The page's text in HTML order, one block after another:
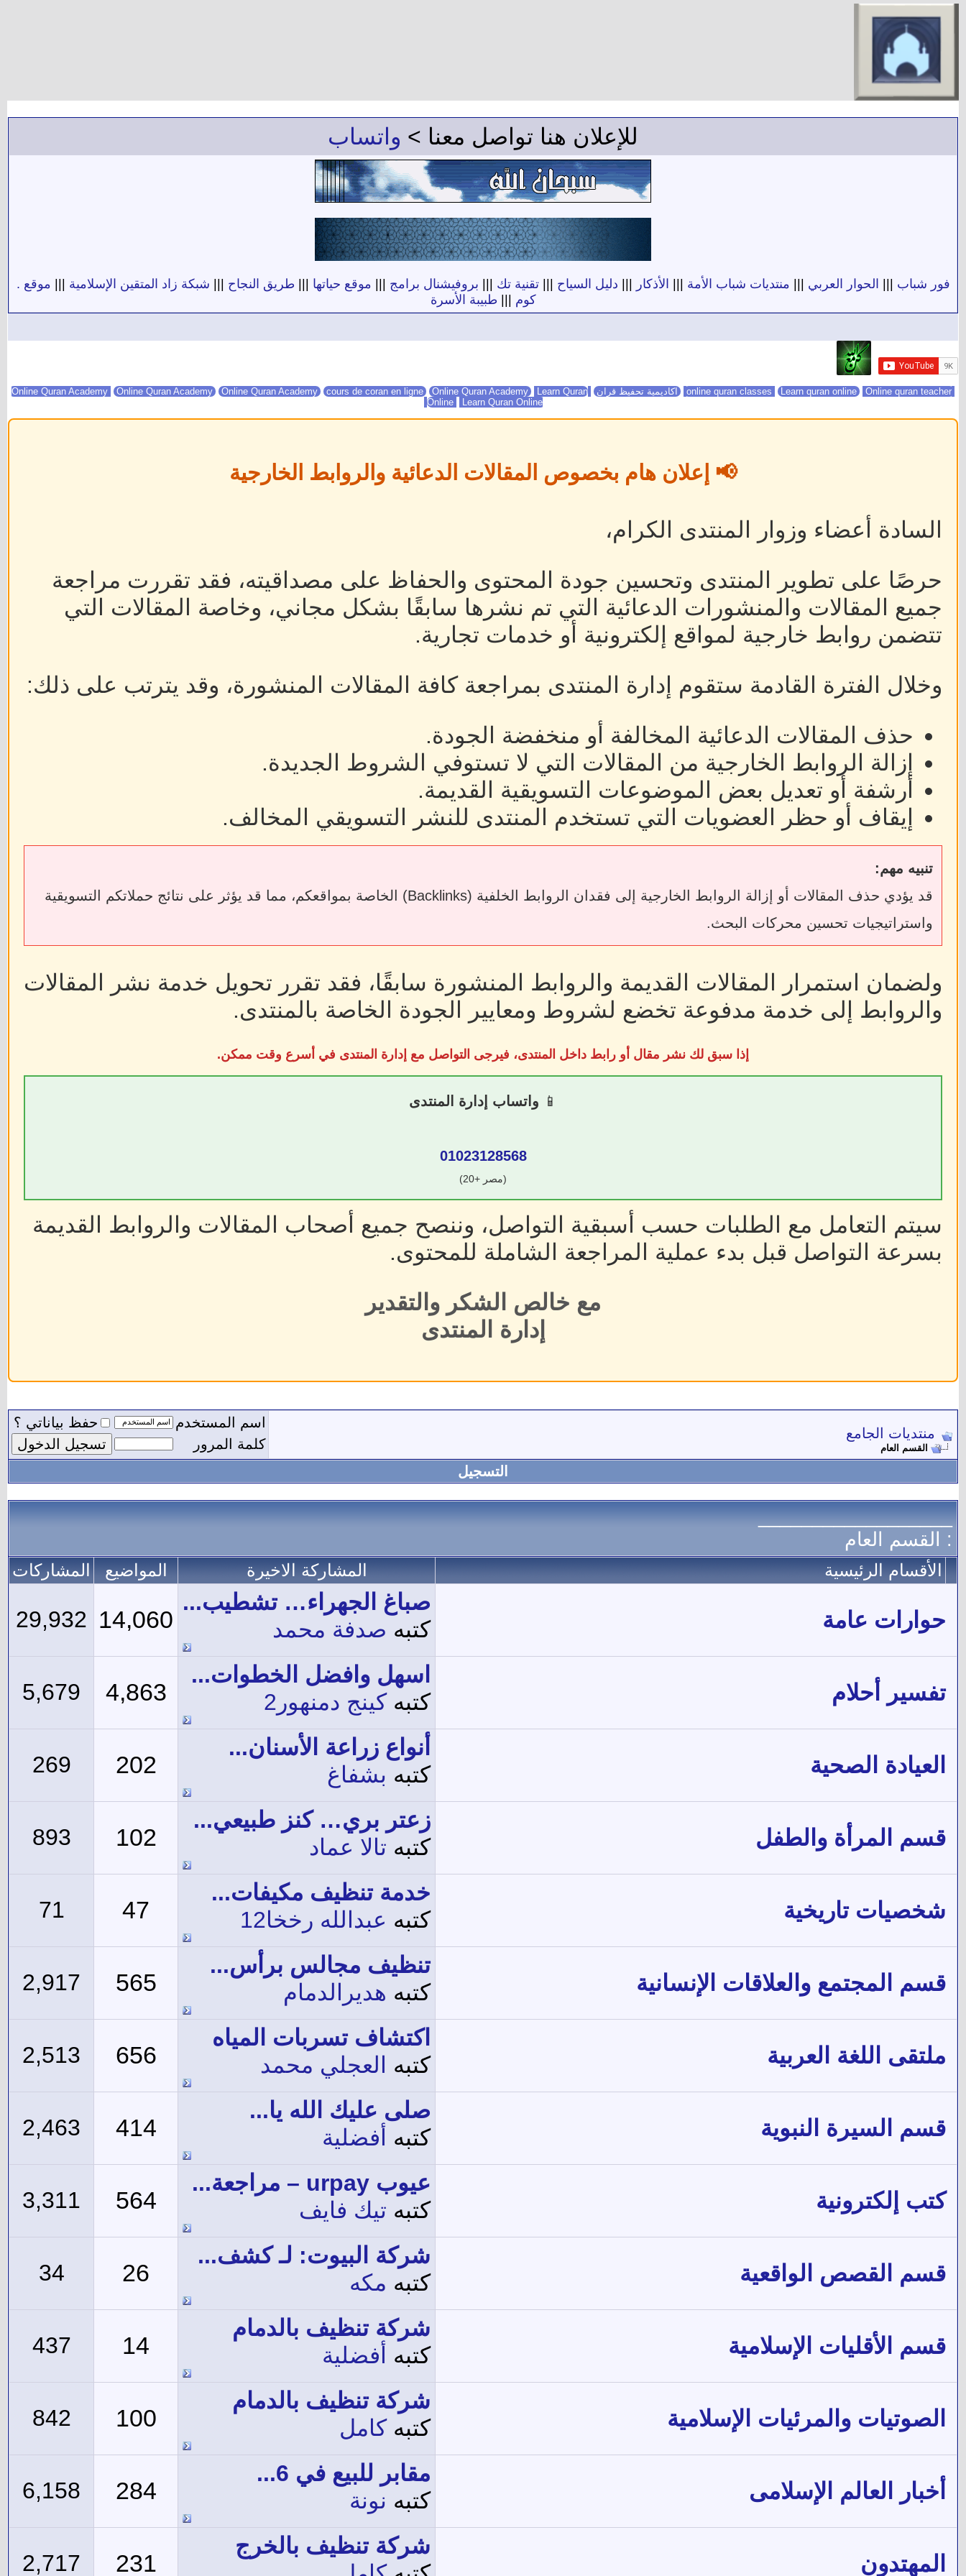
للإعلان هنا تواصل معنا > واتساب
فور شباب الحوار العربي منتديات شباب الأمة الأذكار دليل السياح |||تقنية تك بروفيشنال برامج موقع حياتها طريق النجاح شبكة زاد المتقين الإسلامية
موقع .
كوم
طبيبة الأسرة
Learn quran online Online quran teacher اكاديمية تحفيظ قران Online Quran Academy Online Quran Academy cours de coran en ligne Online Quran Academy
Learn Quran
Online
Learn Quran Online
📢 إعلان هام بخصوص المقالات الدعائية والروابط الخارجية
السادة أعضاء وزوار المنتدى الكرام،
حرصًا على تطوير المنتدى وتحسين جودة المحتوى والحفاظ على مصداقيته، فقد تقررت مراجعة
جميع المقالات والمنشورات الدعائية التي تم نشرها سابقًا بشكل مجاني، وخاصة المقالات التي
تتضمن روابط خارجية لمواقع إلكترونية أو خدمات تجارية.
وخلال الفترة القادمة ستقوم إدارة المنتدى بمراجعة كافة المقالات المنشورة، وقد يترتب على ذلك:
حذف المقالات الدعائية المخالفة أو منخفضة الجودة.
إزالة الروابط الخارجية من المقالات التي لا تستوفي الشروط الجديدة.
أرشفة أو تعديل بعض الموضوعات التسويقية القديمة.
إيقاف أو حظر العضويات التي تستخدم المنتدى للنشر التسويقي المخالف.
تنبيه مهم:
قد يؤدي حذف المقالات أو إزالة الروابط الخارجية إلى فقدان الروابط الخلفية (Backlinks) الخاصة بمواقعكم، مما قد يؤثر على نتائج حملاتكم التسويقية
واستراتيجيات تحسين محركات البحث.
ولضمان استمرار المقالات القديمة والروابط المنشورة سابقًا، فقد تقرر تحويل خدمة نشر المقالات
والروابط إلى خدمة مدفوعة تخضع لشروط ومعايير الجودة الخاصة بالمنتدى.
إذا سبق لك نشر مقال أو رابط داخل المنتدى، فيرجى التواصل مع إدارة المنتدى في أسرع وقت ممكن.
📱 واتساب إدارة المنتدى
01023128568
(مصر +20)
سيتم التعامل مع الطلبات حسب أسبقية التواصل، وننصح جميع أصحاب المقالات والروابط القديمة
بسرعة التواصل قبل بدء عملية المراجعة الشاملة للمحتوى.
مع خالص الشكر والتقدير
إدارة المنتدى
منتديات الجامع
القسم العام
اسم المستخدم
حفظ بياناتي ؟
كلمة المرور
التسجيل
__________________
: القسم العام
الأقسام الرئيسية المشاركة الاخيرة المواضيع المشاركات
حوارات عامة
صباغ الجهراء… تشطيب...
كتبه صدفة محمد 14,060
29,932
تفسير أحلام
اسهل وافضل الخطوات...
كتبهكينج دمنهور2 4,863
5,679
العيادة الصحية
أنواع زراعة الأسنان...
كتبه بشفاغ 202
269
قسم المرأة والطفل
زعتر بري… كنز طبيعي...
كتبه تالا عماد 102
893
شخصيات تاريخية
خدمة تنظيف مكيفات...
كتبه عبدالله رخخا12 47
71
قسم المجتمع والعلاقات الإنسانية
تنظيف مجالس برأس...
كتبه هديرالدمام 565
2,917
ملتقى اللغة العربية
اكتشاف تسربات المياه
كتبه
العجلي محمد 656
2,513
قسم السيرة النبوية
صلى عليك الله يا...
كتبه
أفضلية 414
2,463
كتب إلكترونية
عيوب urpay – مراجعة...
كتبه تيك فايف 564
3,311
قسم القصص الواقعية
شركة البيوت: لـ كشف...
كتبه مكه 26
34
قسم الأقليات الإسلامية
شركة تنظيف بالدمام
كتبه
أفضلية 14
437
الصوتيات والمرئيات الإسلامية
شركة تنظيف بالدمام
كتبهكامل 100
842
أخبار العالم الإسلامى
مقابر للبيع في 6...
كتبه نونة 284
6,158
المهتدون
شركة تنظيف بالخرج
231
2,717